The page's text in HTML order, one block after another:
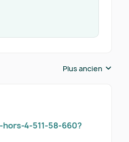
Réponses triées par
Plus ancien
4-511-58-660?